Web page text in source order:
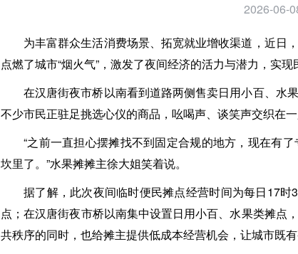
2026-06-
为丰富群众生活消费场景、拓宽就业增收渠道，近日
点燃了城市“烟火气”，激发了夜间经济的活力与潜力，实现
在汉唐街夜市桥以南看到道路两侧售卖日用小百、水
不少市民正驻足挑选心仪的商品，吆喝声、谈笑声交织在
“之前一直担心摆摊找不到固定合规的地方，现在有
坎里了。”水果摊摊主徐大姐笑着说。
据了解，此次夜间临时便民摊点经营时间为每日17
点；在汉唐街夜市桥以南集中设置日用小百、水果类摊点
共秩序的同时，也给摊主提供低成本经营机会，让城市既有